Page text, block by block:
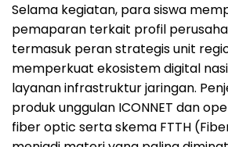
Selama kegiatan, para siswa
pemaparan terkait profil
termasuk peran strategis unit
memperkuat ekosistem digital
layanan infrastruktur jaringan.
produk unggulan ICONNET dan
fiber optic serta skema FTTH